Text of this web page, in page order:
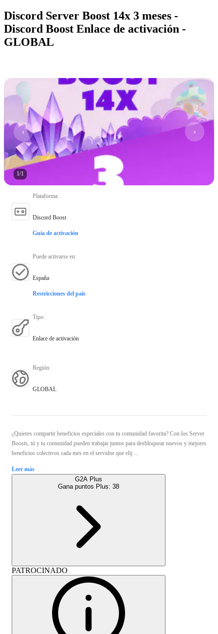
Discord Server Boost 14x 3 meses -
Discord Boost Enlace de activación -
GLOBAL
1/1
Plataforma:
Discord Boost
Guía de activación
Puede activarse en:
España
Restricciones del país
Tipo:
Enlace de activación
Región:
GLOBAL
¿Quieres compartir beneficios especiales con tu comunidad favorita? Con los Server
Boosts, tú y tu comunidad pueden trabajar juntos para desbloquear nuevos y mejores
beneficios colectivos cada mes en el servidor que elij ...
Leer más
G2A Plus
Gana puntos Plus: 38
PATROCINADO